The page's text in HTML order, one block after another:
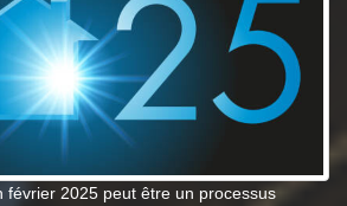
février 2025 peut être un processus